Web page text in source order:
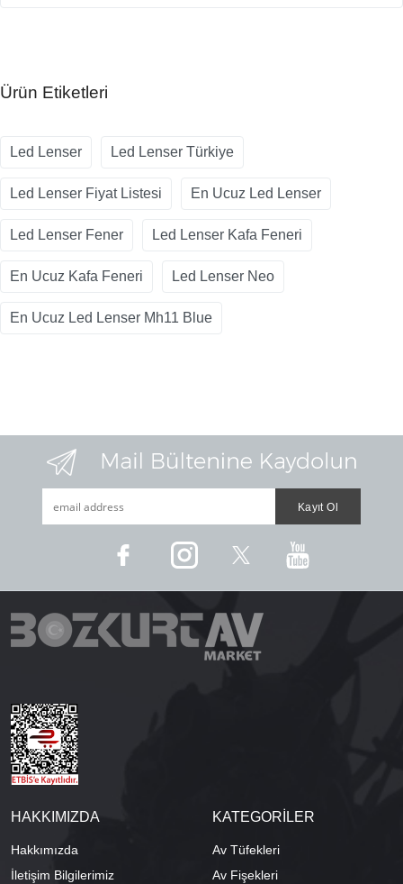
Ürün Etiketleri
Led Lenser Led Lenser Türkiye
Led Lenser Fiyat Listesi En Ucuz Led Lenser
Led Lenser Fener Led Lenser Kafa Feneri
En Ucuz Kafa Feneri Led Lenser Neo
En Ucuz Led Lenser Mh11 Blue
HAKKIMIZDA
Hakkımızda
İletişim Bilgilerimiz
KATEGORİLER
Av Tüfekleri
Av Fişekleri